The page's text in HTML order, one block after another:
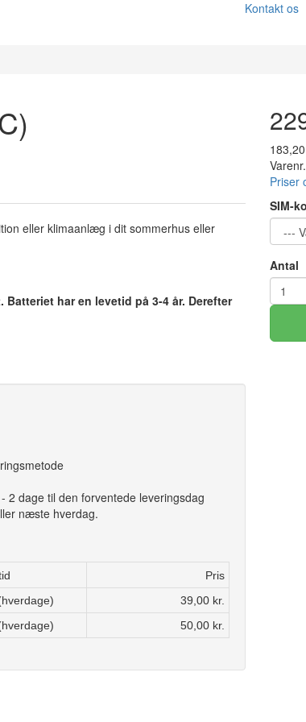
Kontakt os
eller klimaanlæg i dit sommerhus eller
har en levetid på 3-4 år. Derefter
2 dage til den forventede leveringsdag
næste hverdag.
Pris
39,00 kr.
50,00 kr.
Priser
SIM-
Antal